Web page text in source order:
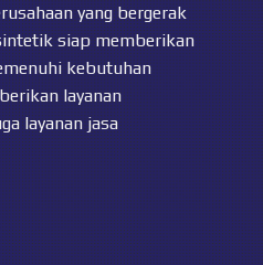
yang bergerak
siap memberikan
kebutuhan
layanan
layanan jasa